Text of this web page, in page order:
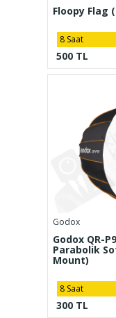
Floopy Flag
8 Saat
500 TL
Godox
Godox QR-
Parabolik
Mount)
8 Saat
300 TL